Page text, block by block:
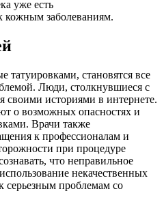
уже есть
кожным заболеваниям.
татуировками, становятся все
Люди, столкнувшиеся с
своими историями в интернете.
о возможных опасностях и
Врачи также
к профессионалам и
при процедуре
что неправильное
некачественных
серьезным проблемам со